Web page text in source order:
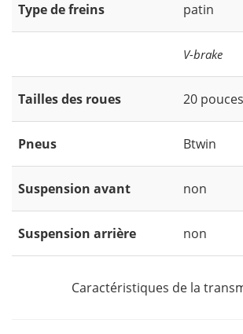
Type de freins patin
V-brake
Tailles des roues 20 pouces
Pneus Btwin
Suspension avant non
Suspension arrière non
Caractéristiques de la